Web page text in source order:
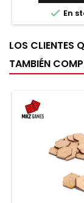
 En
LOS CLIENTES
TAMBIÉN